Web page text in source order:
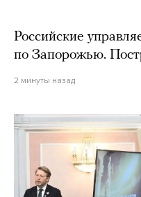
Российские
по Запорожью.
2 минуты назад